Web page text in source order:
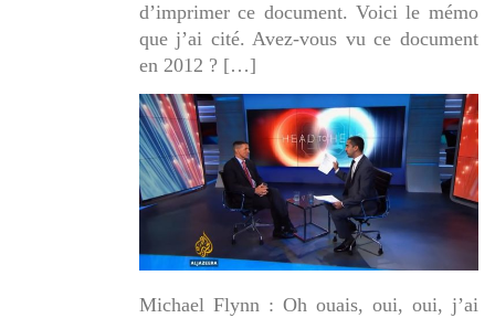
d’imprimer ce document. Voici le mémo
que j’ai cité. Avez-vous vu ce document
en 2012 ? […]
Michael Flynn : Oh ouais, oui, oui, j’ai